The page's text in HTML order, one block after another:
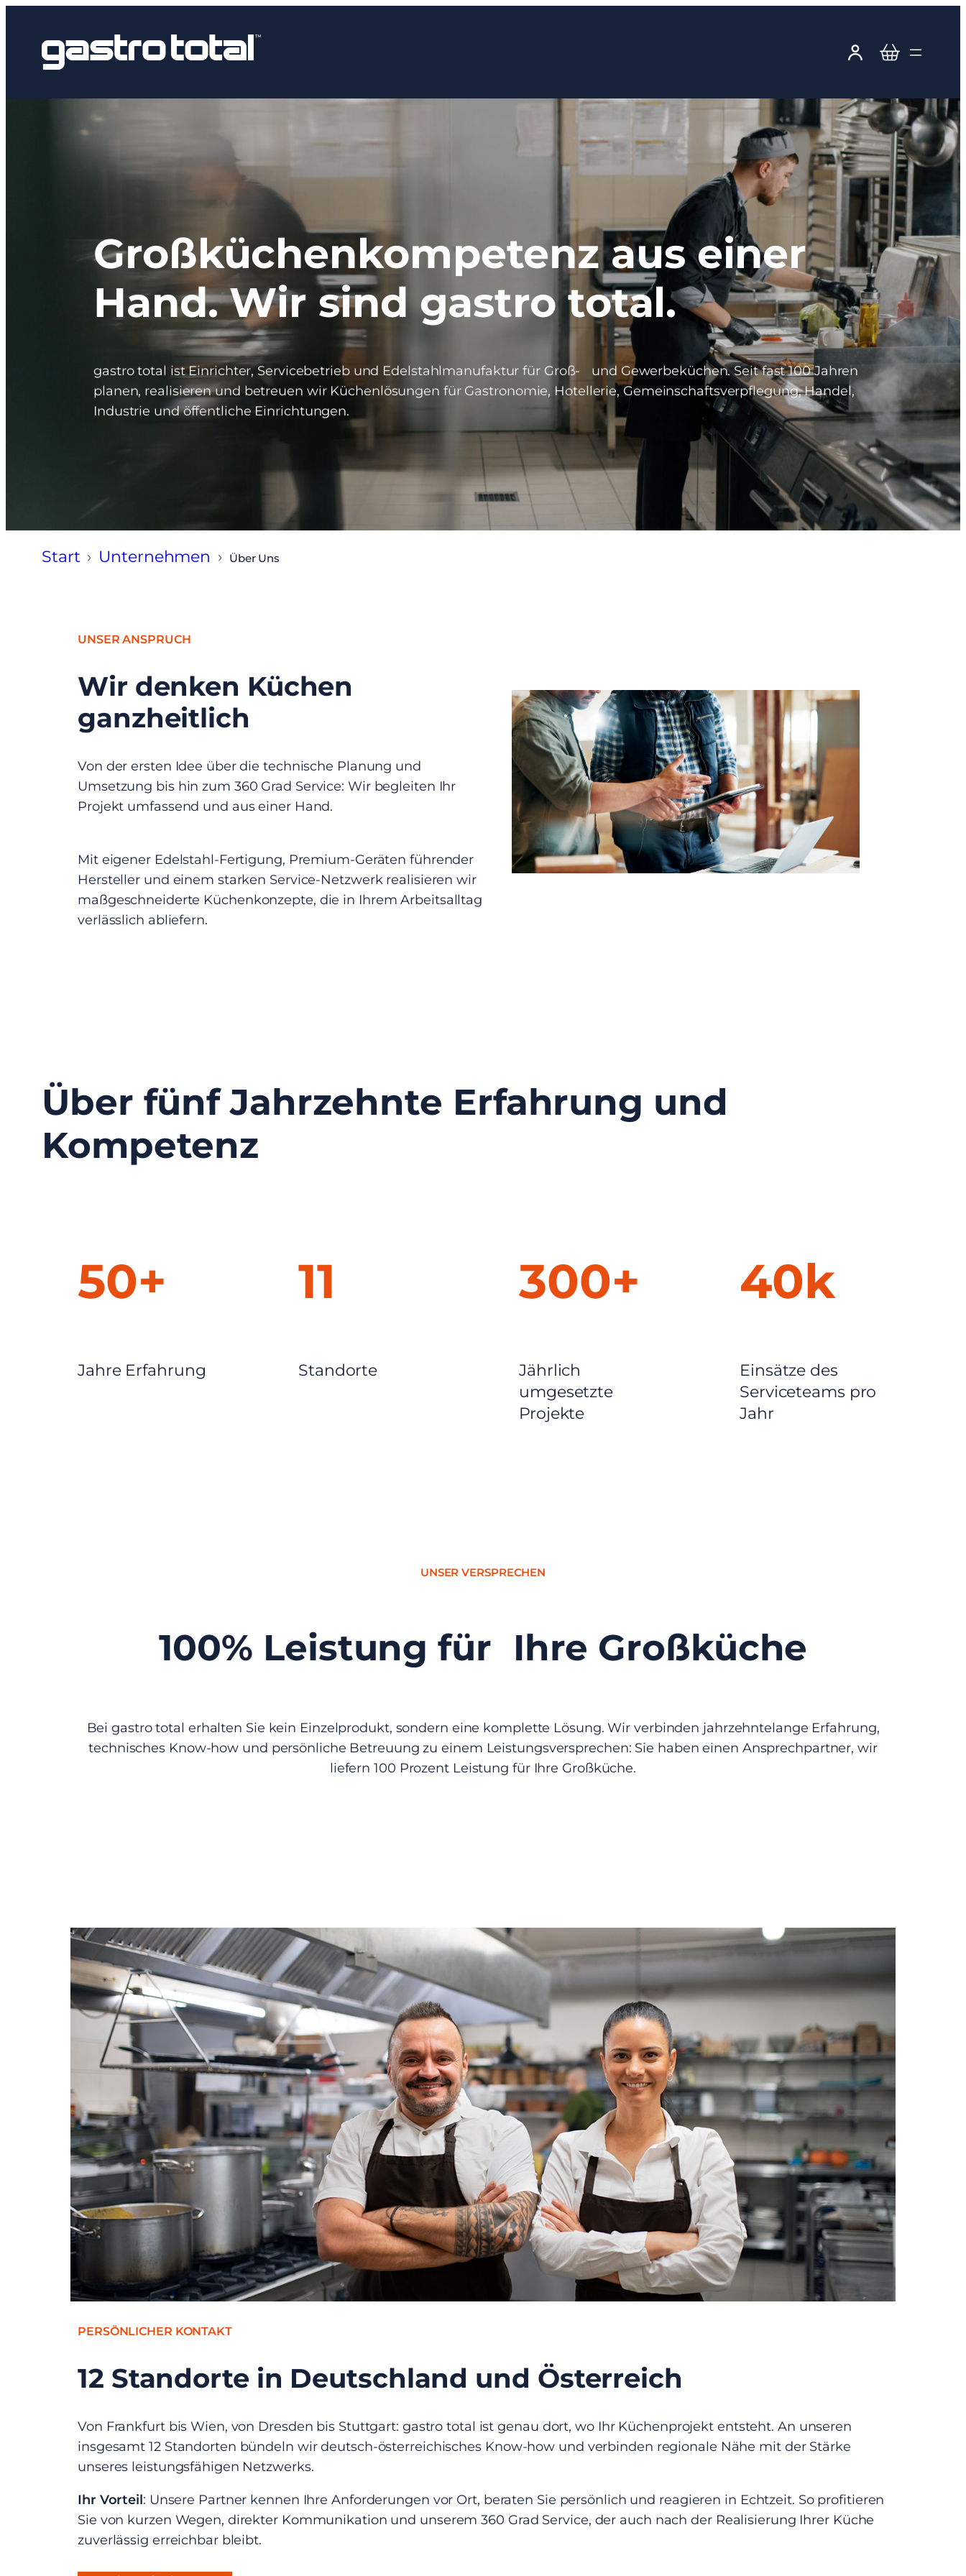
Inhalt
springen
Großküchenkompetenz aus einer
Hand. Wir sind gastro total.
gastro total ist Einrichter, Servicebetrieb und Edelstahlmanufaktur für Groß- und Gewerbeküchen. Seit fast 100 Jahren
planen, realisieren und betreuen wir Küchenlösungen für Gastronomie, Hotellerie, Gemeinschaftsverpflegung, Handel,
Industrie und öffentliche Einrichtungen.
Start › Unternehmen › Über Uns
UNSER ANSPRUCH
Wir denken Küchen
ganzheitlich
Von der ersten Idee über die technische Planung und
Umsetzung bis hin zum 360 Grad Service: Wir begleiten Ihr
Projekt umfassend und aus einer Hand.
Mit eigener Edelstahl-Fertigung, Premium-Geräten führender
Hersteller und einem starken Service-Netzwerk realisieren wir
maßgeschneiderte Küchenkonzepte, die in Ihrem Arbeitsalltag
verlässlich abliefern.
Über fünf Jahrzehnte Erfahrung und
Kompetenz
50+
Jahre Erfahrung
11
Standorte
300+
Jährlich
umgesetzte
Projekte
40k
Einsätze des
Serviceteams pro
Jahr
UNSER VERSPRECHEN
100% Leistung für Ihre Großküche
Bei gastro total erhalten Sie kein Einzelprodukt, sondern eine komplette Lösung. Wir verbinden jahrzehntelange Erfahrung,
technisches Know-how und persönliche Betreuung zu einem Leistungsversprechen: Sie haben einen Ansprechpartner, wir
liefern 100 Prozent Leistung für Ihre Großküche.
PERSÖNLICHER KONTAKT
12 Standorte in Deutschland und Österreich
Von Frankfurt bis Wien, von Dresden bis Stuttgart: gastro total ist genau dort, wo Ihr Küchenprojekt entsteht. An unseren
insgesamt 12 Standorten bündeln wir deutsch-österreichisches Know-how und verbinden regionale Nähe mit der Stärke
unseres leistungsfähigen Netzwerks.
Ihr Vorteil: Unsere Partner kennen Ihre Anforderungen vor Ort, beraten Sie persönlich und reagieren in Echtzeit. So profitieren
Sie von kurzen Wegen, direkter Kommunikation und unserem 360 Grad Service, der auch nach der Realisierung Ihrer Küche
zuverlässig erreichbar bleibt.